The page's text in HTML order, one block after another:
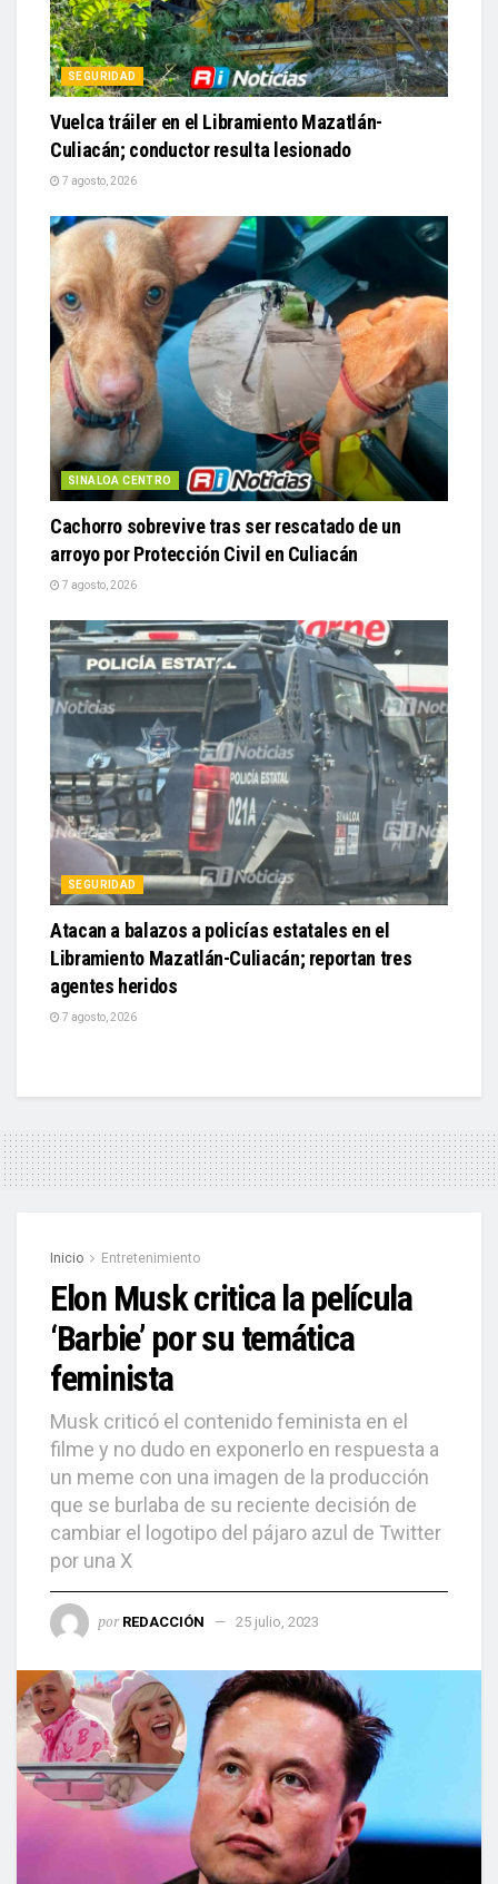
SEGURIDAD
Vuelca tráiler en el Libramiento Mazatlán-
Culiacán; conductor resulta lesionado
7 agosto, 2026
SINALOA CENTRO
Cachorro sobrevive tras ser rescatado de un
arroyo por Protección Civil en Culiacán
7 agosto, 2026
SEGURIDAD
Atacan a balazos a policías estatales en el
Libramiento Mazatlán-Culiacán; reportan tres
agentes heridos
7 agosto, 2026
Inicio Entretenimiento
Elon Musk critica la película
‘Barbie’ por su temática
feminista
Musk criticó el contenido feminista en el
filme y no dudo en exponerlo en respuesta a
un meme con una imagen de la producción
que se burlaba de su reciente decisión de
cambiar el logotipo del pájaro azul de Twitter
por una X
por REDACCIÓN 25 julio, 2023